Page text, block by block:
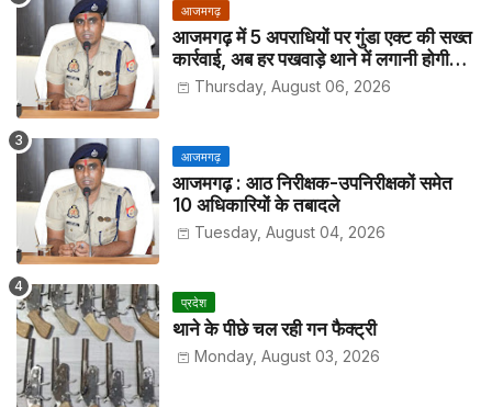
आजमगढ़
आजमगढ़ में 5 अपराधियों पर गुंडा एक्ट की सख्त
कार्रवाई, अब हर पखवाड़े थाने में लगानी होगी
हाजिरीThursday, August 06, 2026
आजमगढ़
आजमगढ़ : आठ निरीक्षक-उपनिरीक्षकों समेत
10 अधिकारियों के तबादले
Tuesday, August 04, 2026
प्रदेश
थाने के पीछे चल रही गन फैक्ट्री
Monday, August 03, 2026